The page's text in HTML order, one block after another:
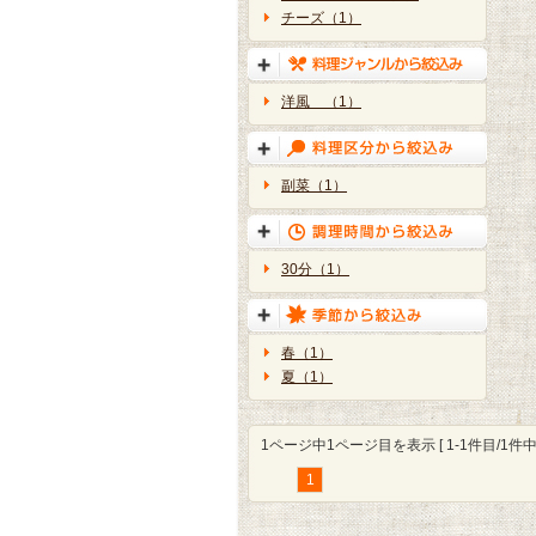
チーズ（1）
洋風 （1）
副菜（1）
30分（1）
春（1）
夏（1）
1ページ中1ページ目を表示 [ 1-1件目/1件
1